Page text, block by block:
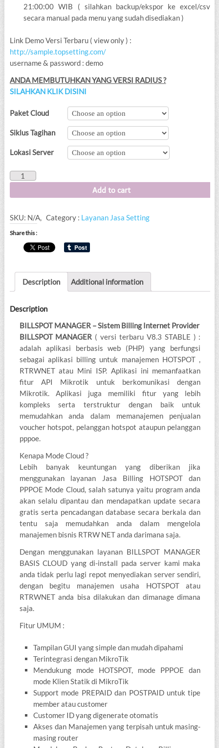
21:00:00 WIB ( silahkan backup/ekspor ke excel/csv
secara manual pada menu yang sudah disediakan )
Link Demo Versi Terbaru ( view only ) :
http://sample.topsetting.com/
username & password : demo
ANDA MEMBUTUHKAN YANG VERSI RADIUS ?
SILAHKAN KLIK DISINI
Paket Cloud
Siklus Tagihan
Lokasi Server
Cloud
-
Billing
Internet
Provider
quantity
Add to cart
SKU: N/A, Category : Layanan Jasa Setting
Share this :
Description Additional information
Description
BILLSPOT MANAGER – Sistem Billing Internet Provider
BILLSPOT MANAGER ( versi terbaru V8.3 STABLE ) :
adalah aplikasi berbasis web (PHP) yang berfungsi
sebagai aplikasi billing untuk manajemen HOTSPOT ,
RTRWNET atau Mini ISP. Aplikasi ini memanfaatkan
fitur API Mikrotik untuk berkomunikasi dengan
Mikrotik. Aplikasi juga memiliki fitur yang lebih
kompleks serta terstruktur dengan baik untuk
memudahkan anda dalam memanajemen penjualan
voucher hotspot, pelanggan hotspot ataupun pelanggan
pppoe.
Kenapa Mode Cloud ?
Lebih banyak keuntungan yang diberikan jika
menggunakan layanan Jasa Billing HOTSPOT dan
PPPOE Mode Cloud, salah satunya yaitu program anda
akan selalu dipantau dan mendapatkan update secara
gratis serta pencadangan database secara berkala dan
tentu saja memudahkan anda dalam mengelola
manajemen bisnis RTRW NET anda darimana saja.
Dengan menggunakan layanan BILLSPOT MANAGER
BASIS CLOUD yang di-install pada server kami maka
anda tidak perlu lagi repot menyediakan server sendiri,
dengan begitu manajemen usaha HOTSPOT atau
RTRWNET anda bisa dilakukan dan dimanage dimana
saja.
Fitur UMUM :
Tampilan GUI yang simple dan mudah dipahami
Terintegrasi dengan MikroTik
Mendukung mode HOTSPOT, mode PPPOE dan
mode Klien Statik di MikroTik
Support mode PREPAID dan POSTPAID untuk tipe
member atau customer
Customer ID yang digenerate otomatis
Akses dan Manajemen yang terpisah untuk masing-
masing router